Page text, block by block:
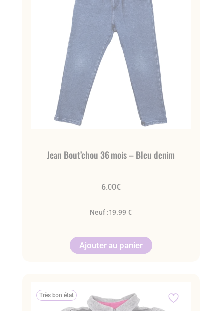
Jean Bout’chou 36 mois – Bleu denim
6.00€
Neuf :19.99 €
Ajouter au panier
Très bon état